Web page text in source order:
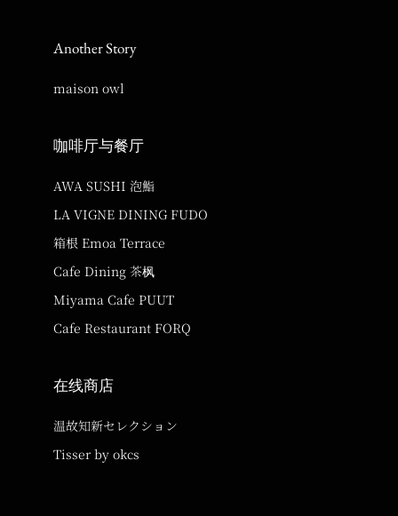
Another Story
maison owl
咖啡厅与餐厅
AWA SUSHI 泡鮨
LA VIGNE DINING FUDO
箱根 Emoa Terrace
Cafe Dining 茶枫
Miyama Cafe PUUT
Cafe Restaurant FORQ
在线商店
温故知新セレクション
Tisser by okcs